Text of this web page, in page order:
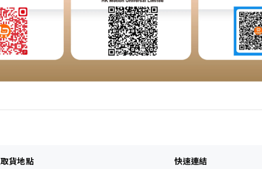
貨地點 快速連結